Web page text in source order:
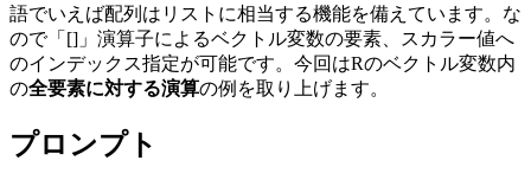
語でいえば配列はリストに相当する機能を備えています。な
ので「[]」演算子によるベクトル変数の要素、スカラー値へ
のインデックス指定が可能です。今回はRのベクトル変数内
の全要素に対する演算の例を取り上げます。
プロンプト